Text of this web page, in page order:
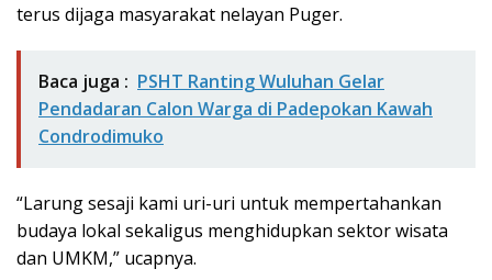
terus dijaga masyarakat nelayan Puger.
Baca juga : PSHT Ranting Wuluhan Gelar
Pendadaran Calon Warga di Padepokan Kawah
Condrodimuko
“Larung sesaji kami uri-uri untuk mempertahankan
budaya lokal sekaligus menghidupkan sektor wisata
dan UMKM,” ucapnya.